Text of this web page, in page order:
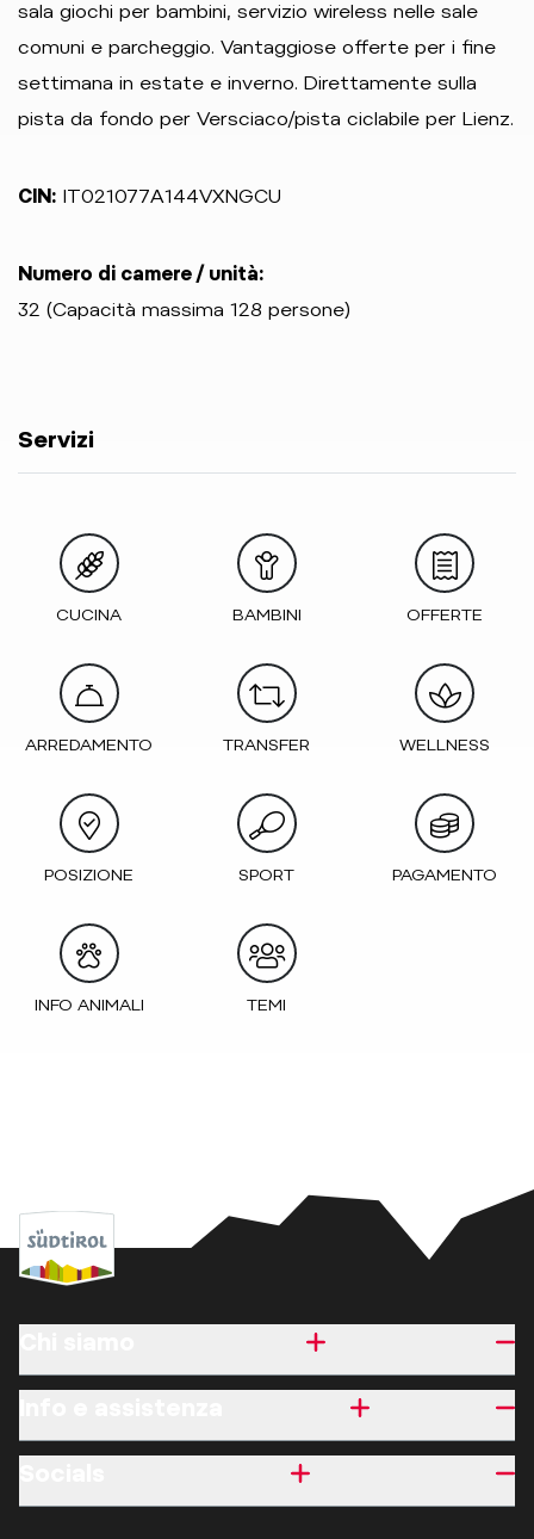
sala giochi per bambini, servizio wireless nelle sale
comuni e parcheggio. Vantaggiose offerte per i fine
settimana in estate e inverno. Direttamente sulla
pista da fondo per Versciaco/pista ciclabile per Lienz.
CIN: IT021077A144VXNGCU
Numero di camere / unità:
32 (Capacità massima 128 persone)
Servizi
CUCINA BAMBINI OFFERTE
ARREDAMENTO TRANSFER WELLNESS
POSIZIONE SPORT PAGAMENTO
INFO ANIMALI TEMI